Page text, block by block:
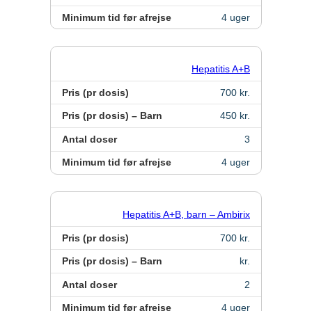
Minimum tid før afrejse 4 uger
Hepatitis A+B
Pris (pr dosis) 700 kr.
Pris (pr dosis) – Barn 450 kr.
Antal doser 3
Minimum tid før afrejse 4 uger
Hepatitis A+B, barn – Ambirix
Pris (pr dosis) 700 kr.
Pris (pr dosis) – Barn kr.
Antal doser 2
Minimum tid før afrejse 4 uger